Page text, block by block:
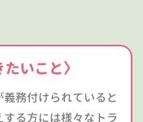
いこと〉
務付けられていると
る方には様々なトラ